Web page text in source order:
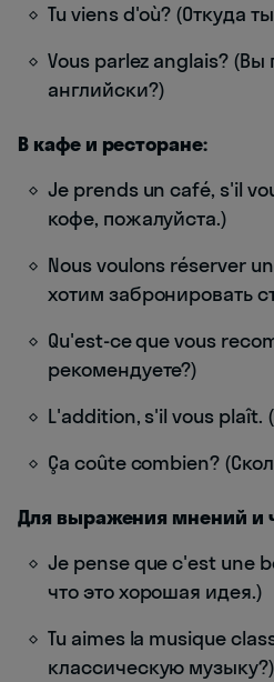
Tu viens d'où? (Откуда
Vous parlez anglais? (Вы
английски?)
В кафе и ресторане:
Je prends un café, s'il
кофе, пожалуйста.)
Nous voulons réserver
хотим забронировать
Qu'est-ce que vous
рекомендуете?)
L'addition, s'il vous plaît.
Ça coûte combien?
Для выражения мнений и
Je pense que c'est une
что это хорошая идея.)
Tu aimes la musique
классическую музыку?)